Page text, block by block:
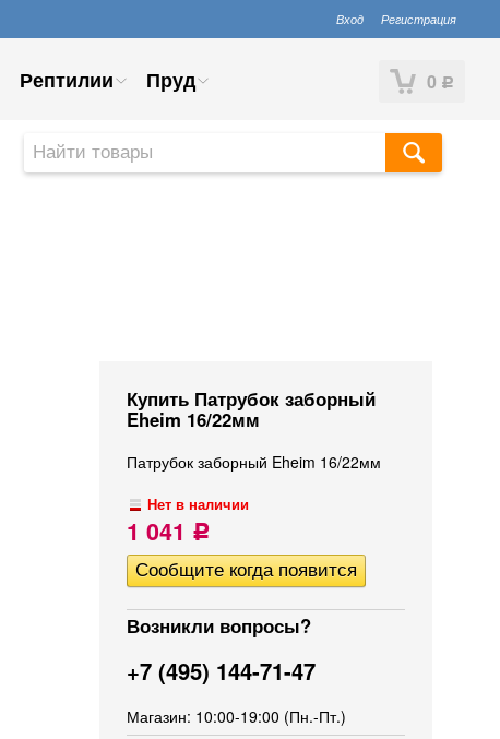
Вход Регистрация
0 Р
Рептилии Пруд
Купить Патрубок заборный
Eheim 16/22мм
Патрубок заборный Eheim 16/22мм
Нет в наличии
1 041 Р
Возникли вопросы?
+7 (495) 144-71-47
Магазин: 10:00-19:00 (Пн.-Пт.)